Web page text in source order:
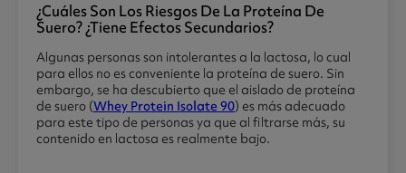
¿cuáles Son Los Riesgos De La Proteína De
Suero? ¿tiene Efectos Secundarios?
Algunas personas son intolerantes a la lactosa, lo cual
para ellos no es conveniente la proteína de suero. Sin
embargo, se ha descubierto que el aislado de proteína
de suero (Whey Protein Isolate 90) es más adecuado
para este tipo de personas ya que al filtrarse más, su
contenido en lactosa es realmente bajo.